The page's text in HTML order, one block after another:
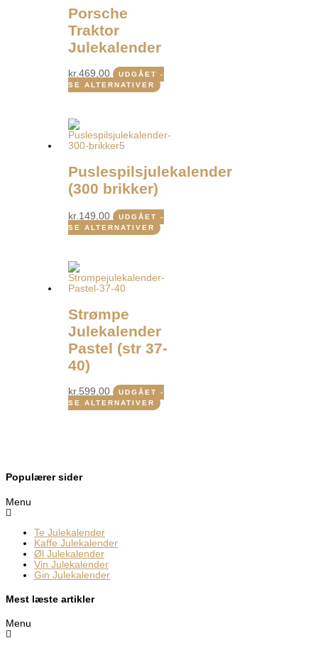
Porsche
Traktor
Julekalender
kr.469,00
UDGÅET -
SE ALTERNATIVER
Puslespilsjulekalender
(300 brikker)
kr.149,00
UDGÅET -
SE ALTERNATIVER
Strømpe
Julekalender
Pastel (str 37-
40)
kr.599,00
UDGÅET -
SE ALTERNATIVER
Populærer sider
Menu
Te Julekalender
Kaffe Julekalender
Øl Julekalender
Vin Julekalender
Gin Julekalender
Mest læste artikler
Menu